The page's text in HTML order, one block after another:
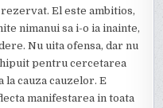
El este ambitios,
nimanui sa i-o ia inainte,
Nu uita ofensa, dar nu
pentru cercetarea
la cauza cauzelor. E
manifestarea in toata